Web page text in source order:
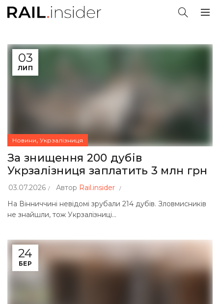
03
ЛИП
Новини, Укрзалізниця
За знищення 200 дубів
Укрзалізниця заплатить 3 млн грн
03.07.2026 Автор Rail.insider
На Вінниччині невідомі зрубали 214 дубів. Зловмисників
не знайшли, тож Укрзалізниці...
24
БЕР